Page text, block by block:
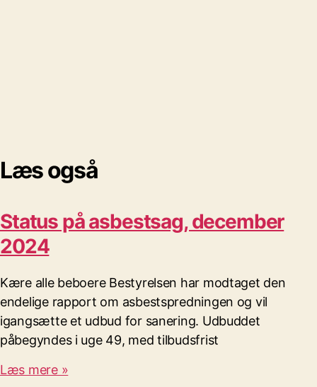
Læs også
Status på asbestsag, december
2024
Kære alle beboere Bestyrelsen har modtaget den
endelige rapport om asbestspredningen og vil
igangsætte et udbud for sanering. Udbuddet
påbegyndes i uge 49, med tilbudsfrist
Læs mere »